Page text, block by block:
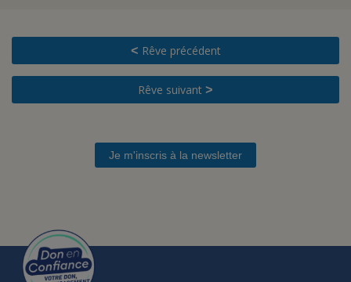
< Rêve précédent
Rêve suivant >
Je m'inscris à la newsletter